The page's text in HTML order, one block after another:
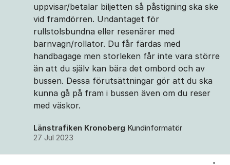
uppvisar/betalar biljetten så påstigning ska ske
vid framdörren. Undantaget för
rullstolsbundna eller resenärer med
barnvagn/rollator. Du får färdas med
handbagage men storleken får inte vara större
än att du själv kan bära det ombord och av
bussen. Dessa förutsättningar gör att du ska
kunna gå på fram i bussen även om du reser
med väskor.
Länstrafiken Kronoberg Kundinformatör
27 Jul 2023